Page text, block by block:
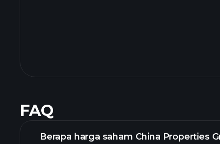
FAQ
Berapa harga saham China Properties